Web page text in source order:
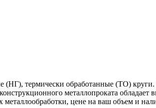
(НГ), термически обработанные (ТО)
металлопроката обладает
цене на ваш объем и